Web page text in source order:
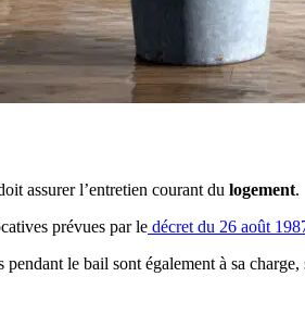
assurer l’entretien courant du logement.
prévues par le décret du 26 août
le bail sont également à sa